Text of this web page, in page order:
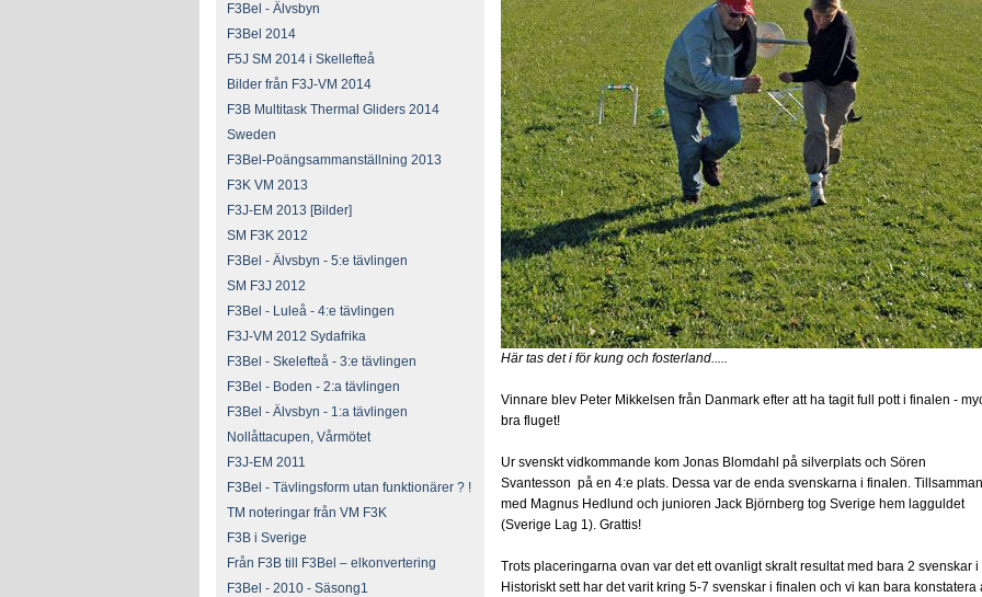
F3Bel - Älvsbyn
F3Bel 2014
F5J SM 2014 i Skellefteå
Bilder från F3J-VM 2014
F3B Multitask Thermal Gliders 2014
Sweden
F3Bel-Poängsammanställning 2013
F3K VM 2013
F3J-EM 2013 [Bilder]
SM F3K 2012
F3Bel - Älvsbyn - 5:e tävlingen
SM F3J 2012
F3Bel - Luleå - 4:e tävlingen
F3J-VM 2012 Sydafrika
F3Bel - Skelefteå - 3:e tävlingen
F3Bel - Boden - 2:a tävlingen
F3Bel - Älvsbyn - 1:a tävlingen
Nollåttacupen, Vårmötet
F3J-EM 2011
F3Bel - Tävlingsform utan funktionärer ? !
TM noteringar från VM F3K
F3B i Sverige
Från F3B till F3Bel – elkonvertering
F3Bel - 2010 - Säsong1
Här tas det i för kung och fosterland.....
Vinnare blev Peter Mikkelsen från Danmark efter att ha tagit full pott i finalen -
bra fluget!
Ur svenskt vidkommande kom Jonas Blomdahl på silverplats och Sören
Svantesson på en 4:e plats. Dessa var de enda svenskarna i finalen.
med Magnus Hedlund och junioren Jack Björnberg tog Sverige hem lagguldet
(Sverige Lag 1). Grattis!
Trots placeringarna ovan var det ett ovanligt skralt resultat med bara 2 svenskar i
Historiskt sett har det varit kring 5-7 svenskar i finalen och vi kan bara konstatera